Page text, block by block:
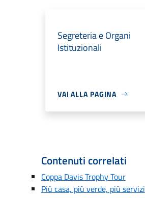
Segreteria e Organi
Istituzionali
VAI ALLA PAGINA
Contenuti correlati
Coppa Davis Trophy Tour
Più casa, più verde, più servizi